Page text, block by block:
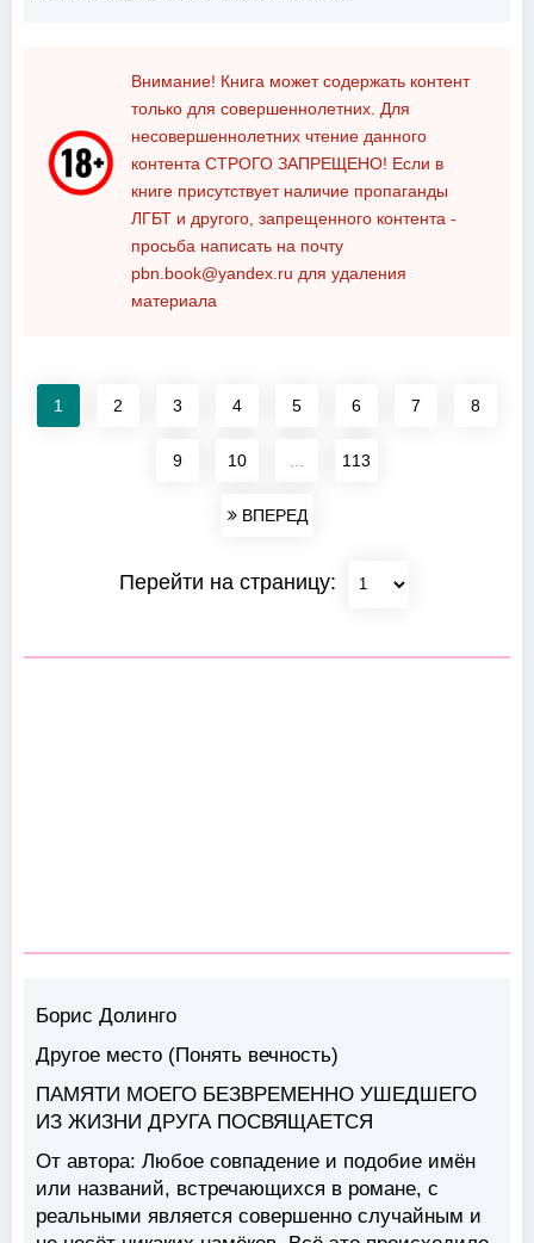
Внимание! Книга может содержать контент
только для совершеннолетних. Для
несовершеннолетних чтение данного
контента СТРОГО ЗАПРЕЩЕНО! Если в
книге присутствует наличие пропаганды
ЛГБТ и другого, запрещенного контента -
просьба написать на почту
pbn.book@yandex.ru для удаления
материала
1 2 3 4 5 6 7 8
9 10 113
ВПЕРЕД
Перейти на страницу:
Борис Долинго
Другое место (Понять вечность)
ПАМЯТИ МОЕГО БЕЗВРЕМЕННО УШЕДШЕГО
ИЗ ЖИЗНИ ДРУГА ПОСВЯЩАЕТСЯ
От автора: Любое совпадение и подобие имён
или названий, встречающихся в романе, с
реальными является совершенно случайным и